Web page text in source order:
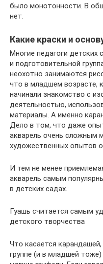
было монотонности. В
нет.
Какие краски и
Многие педагоги
и подготовительной
неохотно занимаются
что в младшем возрасте,
начинали знакомство с
деятельностью,
материалы. А именно
Дело в том, что даже
акварель очень сложным
художественных опытов
И тем не менее
акварель самым
в детских садах.
Гуашь считается самым
детского творчества
Что касается
группе (и в младшей